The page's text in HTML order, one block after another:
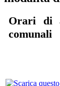
Orari di
comunali